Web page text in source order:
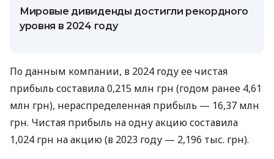
Мировые дивиденды достигли рекордного
уровня в 2024 году
По данным компании, в 2024 году ее чистая
прибыль составила 0,215 млн грн (годом ранее 4,61
млн грн), нераспределенная прибыль — 16,37 млн ​​
грн. Чистая прибыль на одну акцию составила
1,024 грн на акцию (в 2023 году — 2,196 тыс. грн).